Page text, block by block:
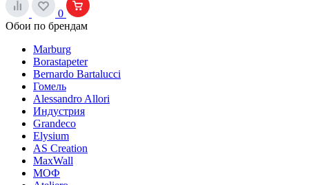
0
Обои по брендам
Marburg
Borastapeter
Bernardo Bartalucci
Гомель
Alessandro Allori
Индустрия
Grandeco
Elysium
AS Creation
MaxWall
МОФ